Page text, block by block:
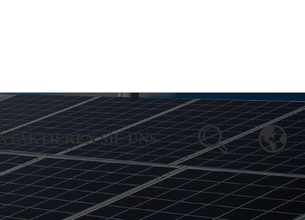
SIE UNS